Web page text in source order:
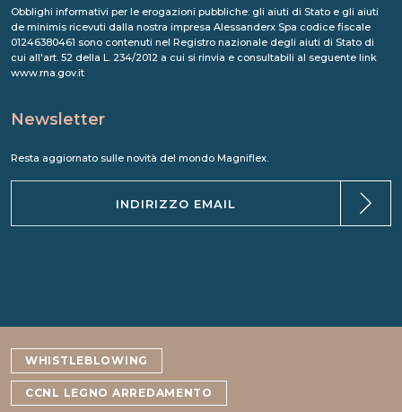
Obblighi informativi per le erogazioni pubbliche: gli aiuti di Stato e gli aiuti
de minimis ricevuti dalla nostra impresa Alessanderx Spa codice fiscale
01246380461 sono contenuti nel Registro nazionale degli aiuti di Stato di
cui all'art. 52 della L. 234/2012 a cui si rinvia e consultabili al seguente link
www.rna.gov.it
Newsletter
Resta aggiornato sulle novità del mondo Magniflex.
WHISTLEBLOWING
CCNL LEGNO ARREDAMENTO